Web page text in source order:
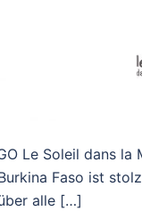
Le Soleil dans la
Faso ist
alle […]